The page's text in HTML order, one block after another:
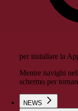
per installare la
Mentre navighi
schermo per
NEWS